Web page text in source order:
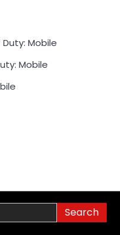
Mobile
Mobile